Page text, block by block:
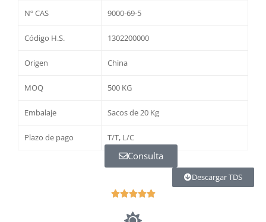
Nº CAS 9000-69-5
Código H.S. 1302200000
Origen China
MOQ 500 KG
Embalaje Sacos de 20 Kg
Plazo de pago T/T, L/C
Consulta
Descargar TDS
V